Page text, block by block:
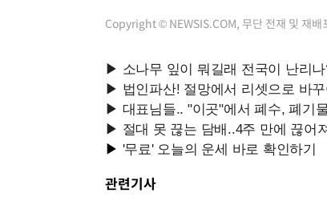
Copyright © NEWSIS.COM, 무단 전재 및 재배
관련기사